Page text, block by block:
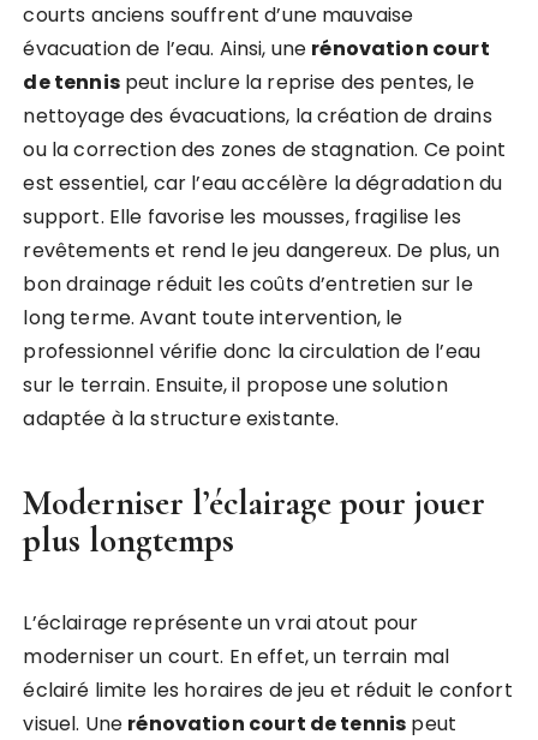
courts anciens souffrent d’une mauvaise
évacuation de l’eau. Ainsi, une rénovation court
de tennispeut inclure la reprise des pentes, le
nettoyage des évacuations, la création de drains
ou la correction des zones de stagnation. Ce point
est essentiel, car l’eau accélère la dégradation du
support. Elle favorise les mousses, fragilise les
revêtements et rend le jeu dangereux. De plus, un
bon drainage réduit les coûts d’entretien sur le
long terme. Avant toute intervention, le
professionnel vérifie donc la circulation de l’eau
sur le terrain. Ensuite, il propose une solution
adaptée à la structure existante.
Moderniser l’éclairage pour jouer
plus longtemps
L’éclairage représente un vrai atout pour
moderniser un court. En effet, un terrain mal
éclairé limite les horaires de jeu et réduit le confort
visuel. Une rénovation court de tennis peut